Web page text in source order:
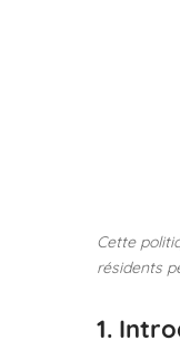
Cette
résidents
1.